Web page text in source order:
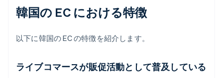
韓国の EC における特徴
以下に韓国の EC の特徴を紹介します。
ライブコマースが販促活動として普及している